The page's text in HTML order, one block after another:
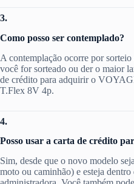
3.
Como posso ser contemplado?
A contemplação ocorre por
você for sorteado ou der o maior
de crédito para adquirir o
T.Flex 8V 4p.
4.
Posso usar a carta de crédito
Sim, desde que o novo modelo
moto ou caminhão) e esteja dentro